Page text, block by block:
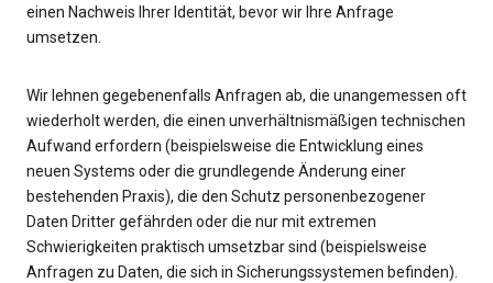
einen Nachweis Ihrer Identität, bevor wir Ihre Anfrage
umsetzen.
Wir lehnen gegebenenfalls Anfragen ab, die unangemessen oft
wiederholt werden, die einen unverhältnismäßigen technischen
Aufwand erfordern (beispielsweise die Entwicklung eines
neuen Systems oder die grundlegende Änderung einer
bestehenden Praxis), die den Schutz personenbezogener
Daten Dritter gefährden oder die nur mit extremen
Schwierigkeiten praktisch umsetzbar sind (beispielsweise
Anfragen zu Daten, die sich in Sicherungssystemen befinden).